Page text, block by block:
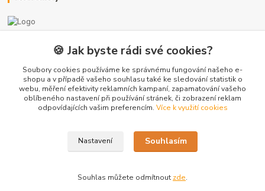
+420 775 872 753
info@radiatory-skladem.cz
Copyright 2020-2025 © Sanitrade s.r.o. Všechna práva vyhrazena.
🍪 Jak byste rádi své cookies?
Soubory cookies používáme ke správnému fungování našeho e-
shopu a v případě vašeho souhlasu také ke sledování statistik o
webu, měření efektivity reklamních kampaní, zapamatování vašeho
oblíbeného nastavení při používání stránek, či zobrazení reklam
odpovídajících vašim preferencím. Více k využití cookies
Nastavení Souhlasím
Souhlas můžete odmítnout zde.